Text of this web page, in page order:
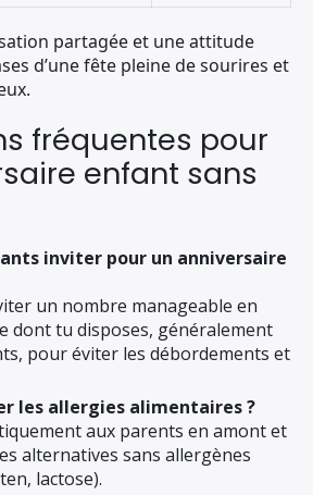
partagée et une attitude
d’une fête pleine de sourires et
fréquentes pour
enfant sans
inviter pour un anniversaire
un nombre manageable en
dont tu disposes, généralement
pour éviter les débordements et
les allergies alimentaires ?
aux parents en amont et
alternatives sans allergènes
lactose).